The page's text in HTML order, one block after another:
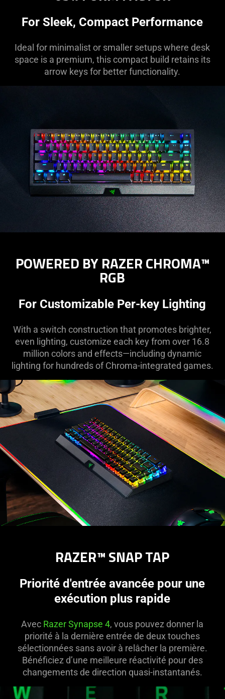
For Sleek, Compact Performance
Ideal for minimalist or smaller setups where desk
space is a premium, this compact build retains its
arrow keys for better functionality.
POWERED BY RAZER CHROMA™
RGB
For Customizable Per-key Lighting
With a switch construction that promotes brighter,
even lighting, customize each key from over 16.8
million colors and effects—including dynamic
lighting for hundreds of Chroma-integrated games.
RAZER™ SNAP TAP
Priorité d'entrée avancée pour une
exécution plus rapide
Avec Razer Synapse 4, vous pouvez donner la
priorité à la dernière entrée de deux touches
sélectionnées sans avoir à relâcher la première.
Bénéficiez d’une meilleure réactivité pour des
changements de direction quasi-instantanés.